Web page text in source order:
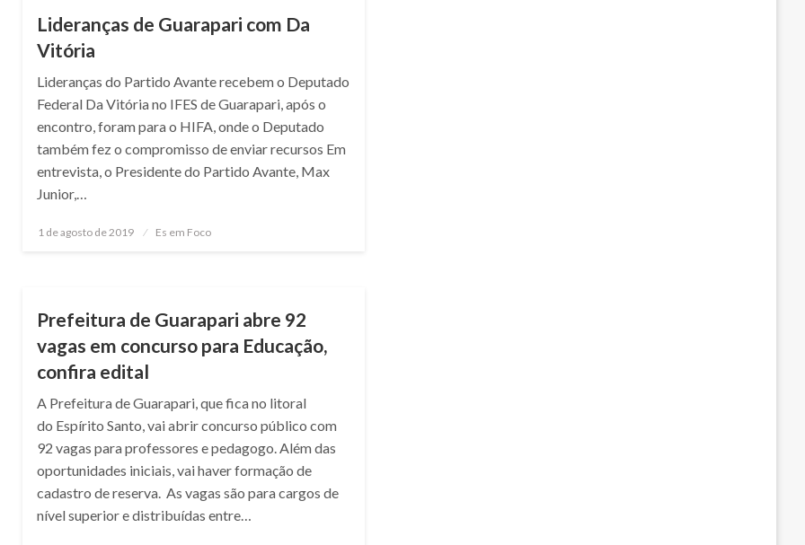
Lideranças de Guarapari com Da
Vitória
Lideranças do Partido Avante recebem o Deputado
Federal Da Vitória no IFES de Guarapari, após o
encontro, foram para o HIFA, onde o Deputado
também fez o compromisso de enviar recursos Em
entrevista, o Presidente do Partido Avante, Max
Junior,…
Posted
1 de agosto de 2019 Es em Foco
Prefeitura de Guarapari abre 92
vagas em concurso para Educação,
confira edital
A Prefeitura de Guarapari, que fica no litoral
do Espírito Santo, vai abrir concurso público com
92 vagas para professores e pedagogo. Além das
oportunidades iniciais, vai haver formação de
cadastro de reserva. As vagas são para cargos de
nível superior e distribuídas entre…